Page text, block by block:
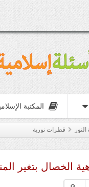
المكتبة
قطرات نورية
الخصال بتغير